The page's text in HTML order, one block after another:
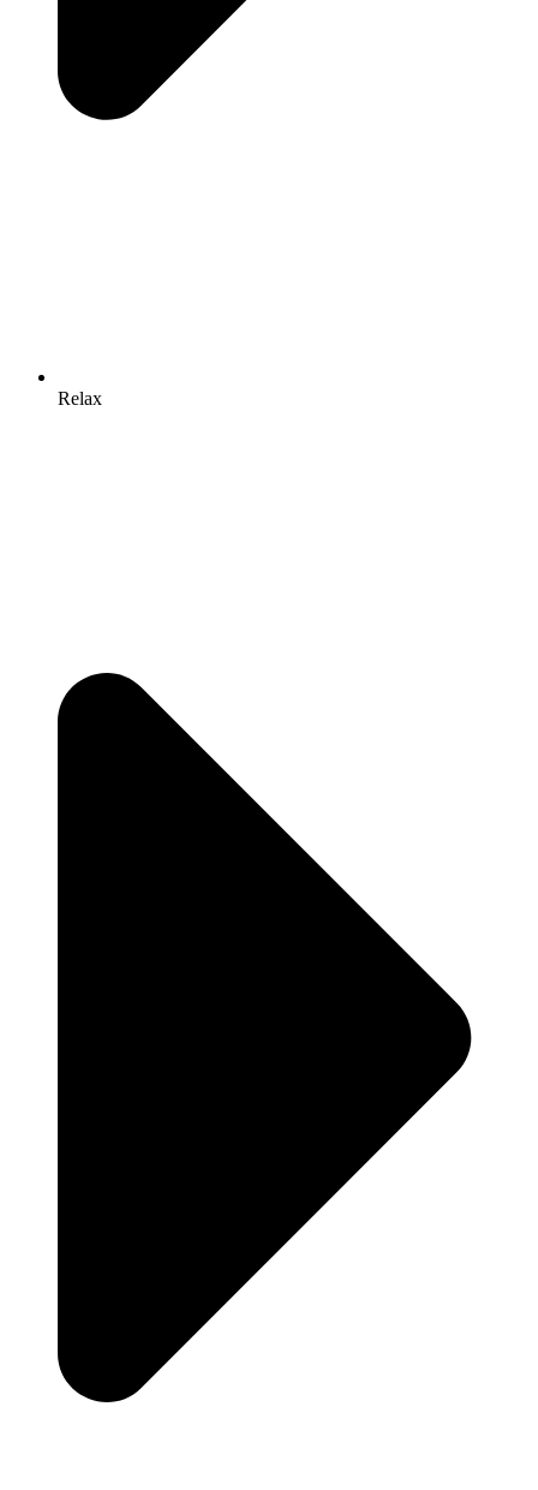
Relax